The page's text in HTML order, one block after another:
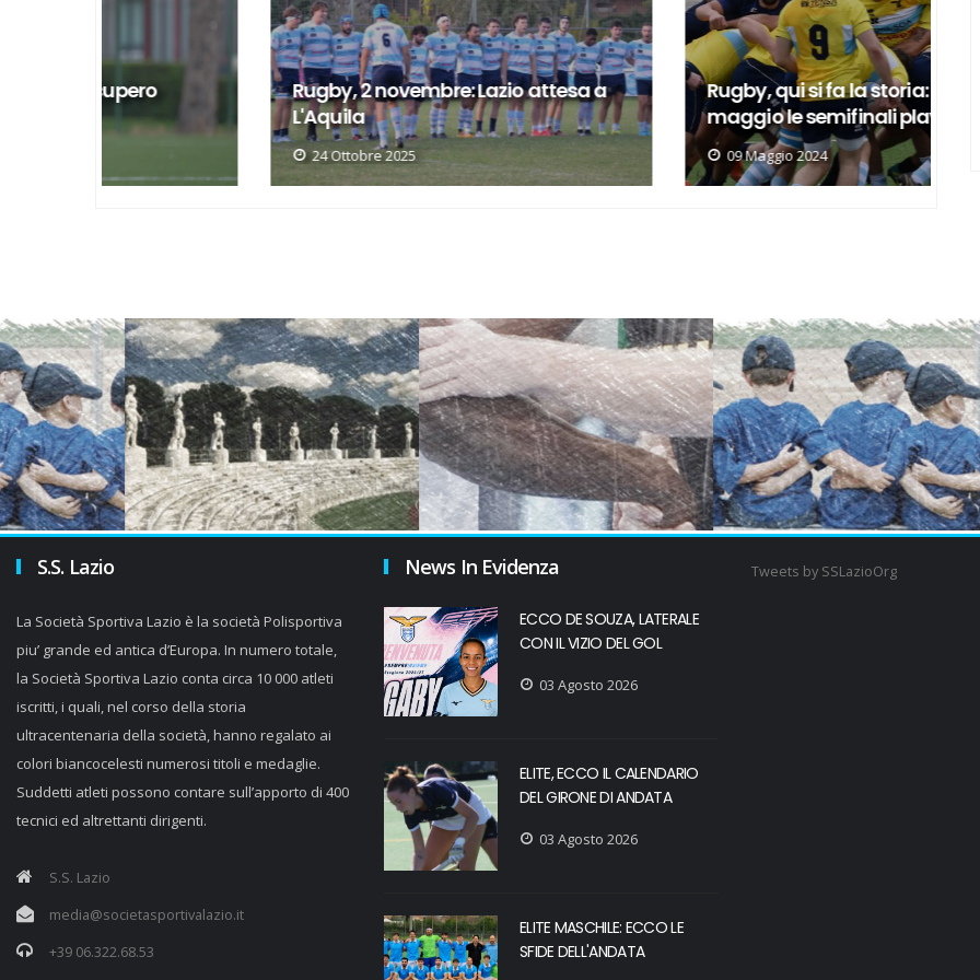
Rugby, 2 novembre: Lazio attesa a
L'Aquila
Rugby, qui si fa la storia: il 19 e 26
maggio le semifinali play-off
S.S. Lazio
La Società Sportiva Lazio è la società Polisportiva
piu’ grande ed antica d’Europa. In numero totale,
la Società Sportiva Lazio conta circa 10 000 atleti
iscritti, i quali, nel corso della storia
ultracentenaria della società, hanno regalato ai
colori biancocelesti numerosi titoli e medaglie.
Suddetti atleti possono contare sull’apporto di 400
tecnici ed altrettanti dirigenti.
S.S. Lazio
media@societasportivalazio.it
+39 06.322.68.53
News In Evidenza
ECCO DE SOUZA, LATERALE
CON IL VIZIO DEL GOL
03 Agosto 2026
ELITE, ECCO IL CALENDARIO
DEL GIRONE DI ANDATA
03 Agosto 2026
ELITE MASCHILE: ECCO LE
SFIDE DELL'ANDATA
Tweets by SSLazioOrg